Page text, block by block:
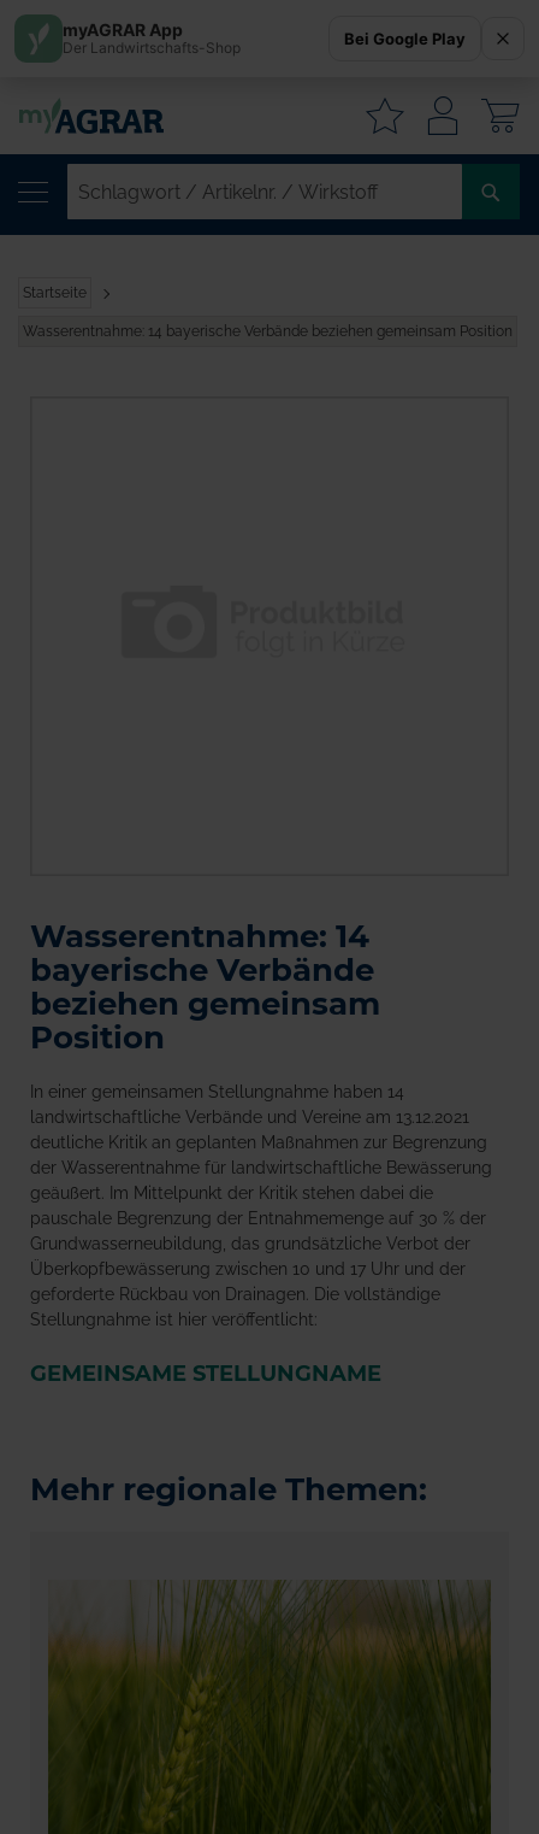
Startseite
Wasserentnahme: 14 bayerische Verbände beziehen gemeinsam Position
Wasserentnahme: 14
bayerische Verbände
beziehen gemeinsam
Position
In einer gemeinsamen Stellungnahme haben 14
landwirtschaftliche Verbände und Vereine am 13.12.2021
deutliche Kritik an geplanten Maßnahmen zur Begrenzung
der Wasserentnahme für landwirtschaftliche Bewässerung
geäußert. Im Mittelpunkt der Kritik stehen dabei die
pauschale Begrenzung der Entnahmemenge auf 30 % der
Grundwasserneubildung, das grundsätzliche Verbot der
Überkopfbewässerung zwischen 10 und 17 Uhr und der
geforderte Rückbau von Drainagen. Die vollständige
Stellungnahme ist hier veröffentlicht:
GEMEINSAME STELLUNGNAME
Mehr regionale Themen:
myAGRAR App
Der Landwirtschafts-Shop Bei Google Play